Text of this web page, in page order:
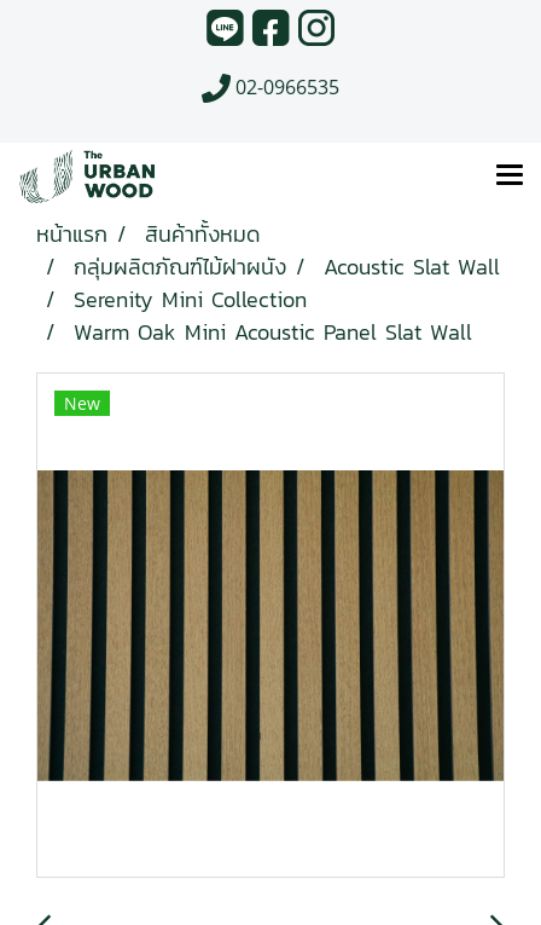
02-0966535
หน้าแรก
สินค้าทั้งหมด
กลุ่มผลิตภัณฑ์ไม้ฝาผนัง
Acoustic Slat Wall
Serenity Mini Collection
Warm Oak Mini Acoustic Panel Slat Wall
New